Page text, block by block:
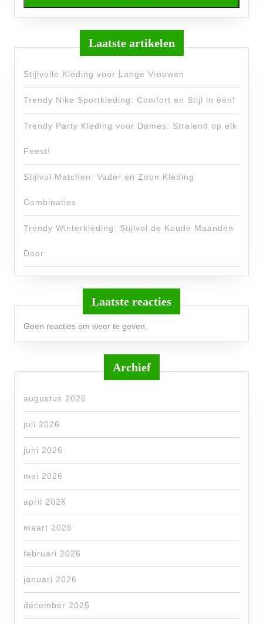
Laatste artikelen
Stijlvolle Kleding voor Lange Vrouwen
Trendy Nike Sportkleding: Comfort en Stijl in één!
Trendy Party Kleding voor Dames: Stralend op elk
Feest!
Stijlvol Matchen: Vader en Zoon Kleding
Combinaties
Trendy Winterkleding: Stijlvol de Koude Maanden
Door
Laatste reacties
Geen reacties om weer te geven.
Archief
augustus 2026
juli 2026
juni 2026
mei 2026
april 2026
maart 2026
februari 2026
januari 2026
december 2025